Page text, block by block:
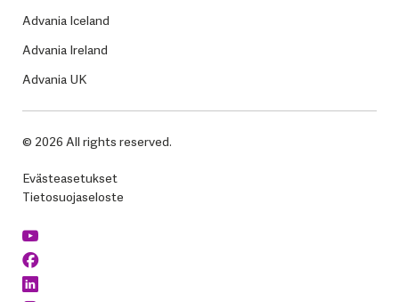
Advania Iceland
Advania Ireland
Advania UK
© 2026 All rights reserved.
Evästeasetukset
Tietosuojaseloste